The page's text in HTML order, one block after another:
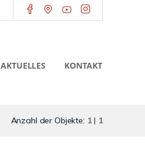
AKTUELLES KONTAKT
Anzahl der Objekte: 1 | 1